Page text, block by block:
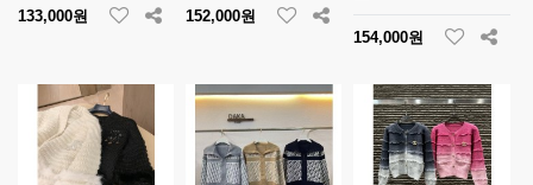
133,000원 152,000원
154,000원